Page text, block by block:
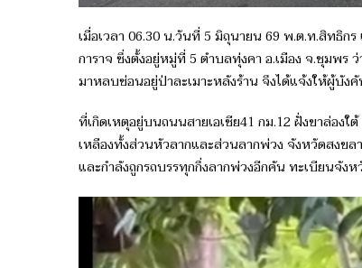
เมื่อเวลา 06.30 น.วันที่ 5 มิถุนายน 69 พ.ต.ท.สิทธิก
การาจ ซึ่งตั้งอยู่หมู่ที่ 5 ตำบลทุ่งคา อ.เมือง จ.ชุมพร
มาหลบซ่อนอยู่ป่าละเมาะหลังร้าน จึงได้แจ้งให้ผู้บั
ที่เกิดเหตุอยู่บนถนนสายเอเชีย41 กม.12 ฝั่งขาล่อง
เหลืองทั้งส่วนหัวลากและส่วนลากพ่วง จังหวัดสงข
และกำลังถูกรถบรรทุกกึ่งลากพ่วงอีกคัน ทะเบียนจั